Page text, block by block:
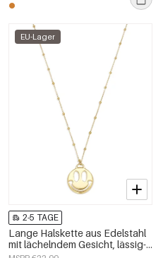
EU-Lager
2-5 TAGE
Lange Halskette aus Edelstahl
mit lächelndem Gesicht, lässig-
schlichte Serie, Damenschmuck